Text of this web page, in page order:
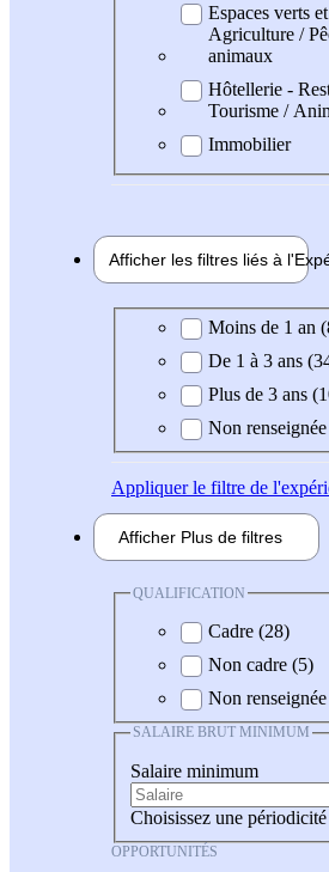
Espaces verts
Agriculture /
animaux
Hôtellerie -
Tourisme /
Immobilier
Afficher les filtres liés à l'
Expérience demandée
Moins de 1 an
De 1 à 3 ans
Plus de 3 ans
Non
Appliquerle filtre de
Afficher Plus de filtres
QUALIFICATION
Cadre (28)
Non cadre (5)
Non
SALAIRE BRUT MINIMUM
Salaire minimum
Choisissez une
OPPORTUNITÉS